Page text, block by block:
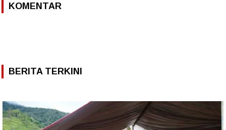
KOMENTAR
BERITA TERKINI